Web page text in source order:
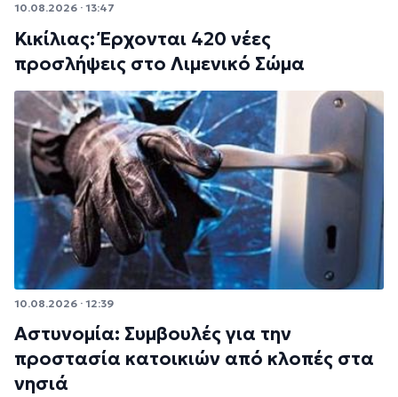
10.08.2026 · 13:47
Κικίλιας: Έρχονται 420 νέες
προσλήψεις στο Λιμενικό Σώμα
10.08.2026 · 12:39
Αστυνομία: Συμβουλές για την
προστασία κατοικιών από κλοπές στα
νησιά